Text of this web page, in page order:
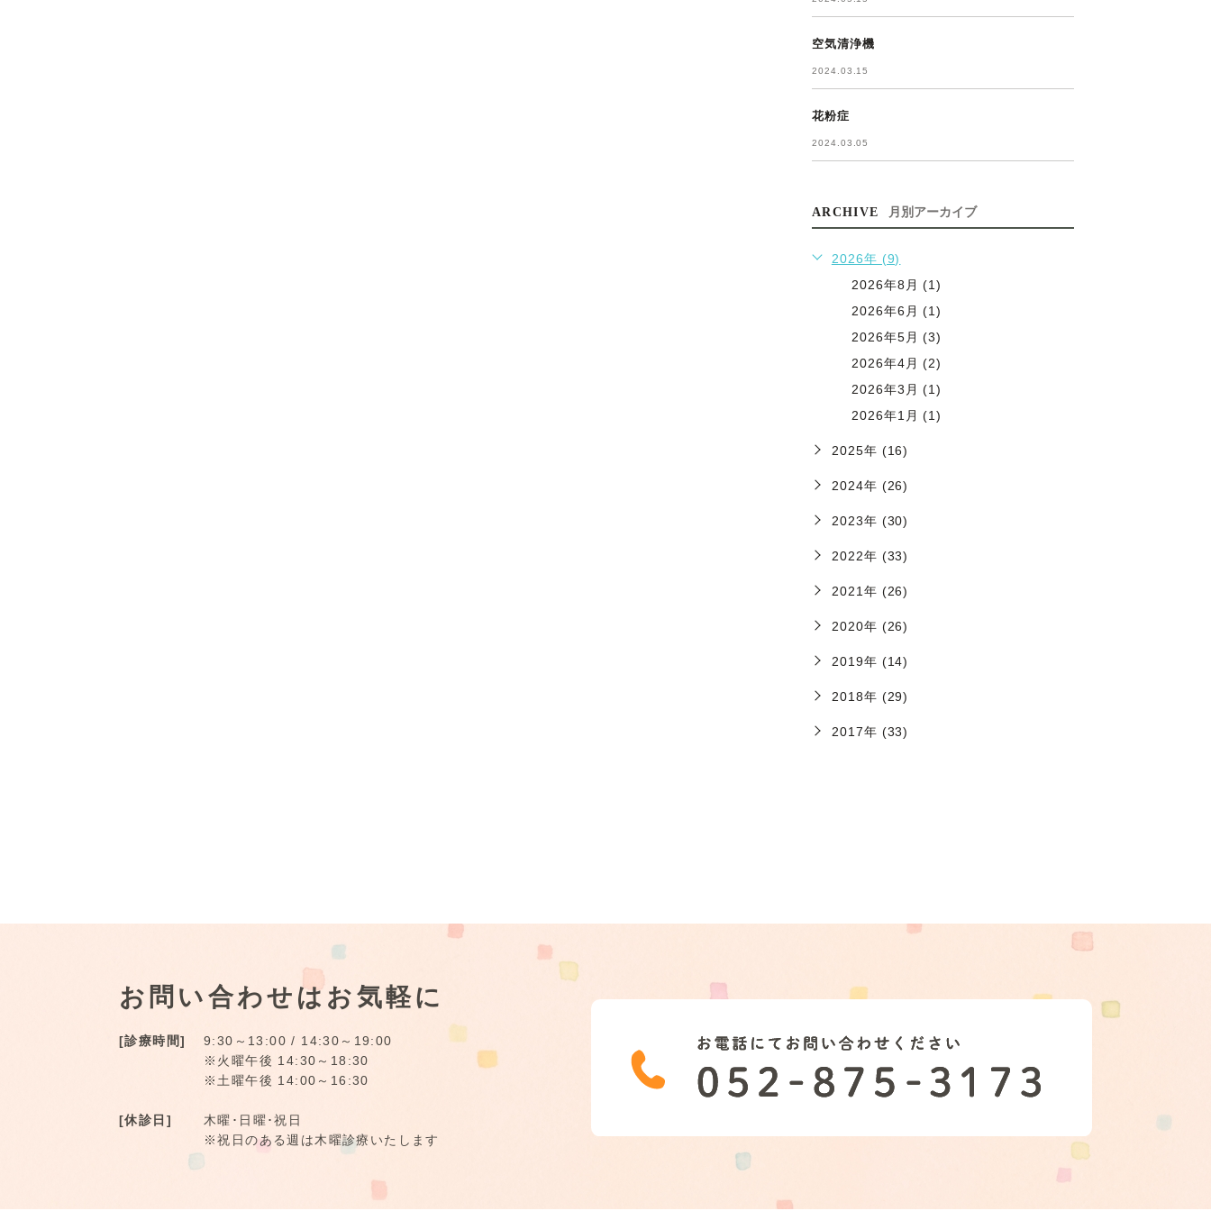
空気清浄機
2024.03.15
花粉症
2024.03.05
ARCHIVE 月別アーカイブ
2026年 (9)
2026年8月 (1)
2026年6月 (1)
2026年5月 (3)
2026年4月 (2)
2026年3月 (1)
2026年1月 (1)
2025年 (16)
2024年 (26)
2023年 (30)
2022年 (33)
2021年 (26)
2020年 (26)
2019年 (14)
2018年 (29)
2017年 (33)
お問い合わせはお気軽に
[診療時間]
9:30～13:00 / 14:30～19:00
※火曜午後 14:30～18:30
※土曜午後 14:00～16:30
[休診日]
木曜･日曜･祝日
※祝日のある週は木曜診療いたします